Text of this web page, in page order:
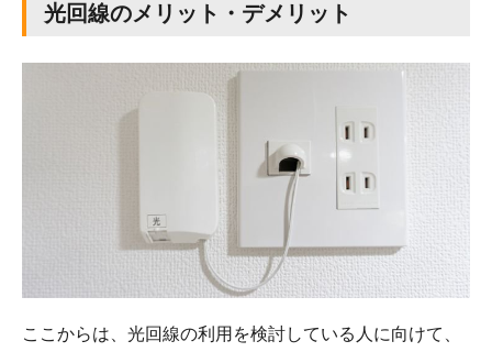
光回線のメリット・デメリット
ここからは、光回線の利用を検討している人に向けて、